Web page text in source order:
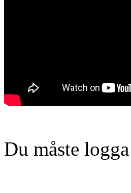
Du måste